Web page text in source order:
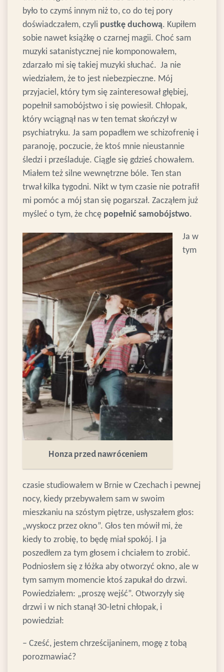
było to czymś innym niż to, co do tej pory
doświadczałem, czyli pustkę duchową. Kupiłem
sobie nawet książkę o czarnej magii. Choć sam
muzyki satanistycznej nie komponowałem,
zdarzało mi się takiej muzyki słuchać. Ja nie
wiedziałem, że to jest niebezpieczne. Mój
przyjaciel, który tym się zainteresował głębiej,
popełnił samobójstwo i się powiesił. Chłopak,
który wciągnął nas w ten temat skończył w
psychiatryku. Ja sam popadłem we schizofrenię i
paranoję, poczucie, że ktoś mnie nieustannie
śledzi i prześladuje. Ciągle się gdzieś chowałem.
Miałem też silne wewnętrzne bóle. Ten stan
trwał kilka tygodni. Nikt w tym czasie nie potrafił
mi pomóc a mój stan się pogarszał. Zacząłem już
myśleć o tym, że chcę popełnić samobójstwo.
Honza przed nawróceniem
Ja w
tym
czasie studiowałem w Brnie w Czechach i pewnej
nocy, kiedy przebywałem sam w swoim
mieszkaniu na szóstym piętrze, usłyszałem głos:
„wyskocz przez okno”. Głos ten mówił mi, że
kiedy to zrobię, to będę miał spokój. I ja
poszedłem za tym głosem i chciałem to zrobić.
Podniosłem się z łóżka aby otworzyć okno, ale w
tym samym momencie ktoś zapukał do drzwi.
Powiedziałem: „proszę wejść”. Otworzyły się
drzwi i w nich stanął 30-letni chłopak, i
powiedział:
– Cześć, jestem chrześcijaninem, mogę z tobą
porozmawiać?